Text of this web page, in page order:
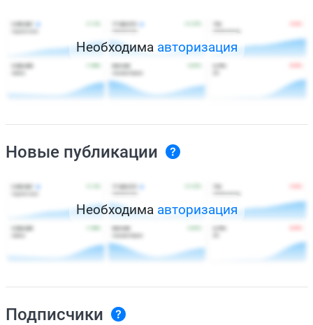
Необходима авторизация
Новые публикации
Необходима авторизация
Подписчики